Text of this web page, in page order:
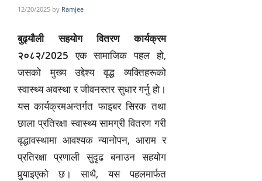
12/20/2025 by Ramjee
बुढ्यौली सहयोग वितरण कार्यक्रम
२०८२/2025 एक सामाजिक पहल हो,
जसको मुख्य उद्देश्य वृद्ध व्यक्तिहरूको
स्वास्थ्य अवस्था र जीवनस्तर सुधार गर्नु हो।
यस कार्यक्रमअन्तर्गत फाइबर सिरक तथा
छाला प्रतिरक्षा स्वास्थ्य सामग्री वितरण गरी
वृद्धावस्थामा आवश्यक न्यानोपन, आराम र
प्रतिरक्षा प्रणाली सुदृढ बनाउन सहयोग
पुर्‍याइएको छ। साथै, यस पहलमार्फत